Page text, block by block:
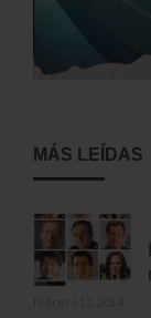
MÁS LEÍDAS